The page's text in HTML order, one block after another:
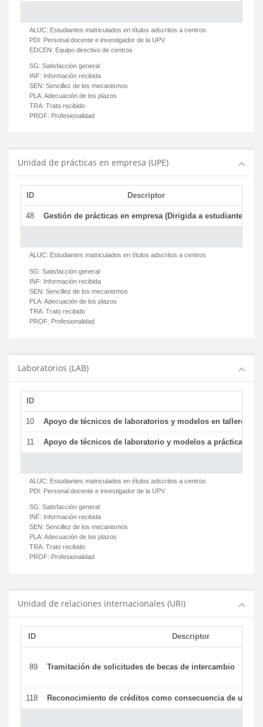
ALUC: Estudiantes matriculados en títulos adscritos a centros
PDI: Personal docente e investigador de la UPV
EDCEN: Equipo directivo de centros
SG: Satisfacción general
INF: Información recibida
SEN: Sencillez de los mecanismos
PLA: Adecuación de los plazos
TRA: Trato recibido
PROF: Profesionalidad
Unidad de prácticas en empresa (UPE)
ID Descriptor
48 Gestión de prácticas en empresa (Dirigida a estudiantes)
ALUC: Estudiantes matriculados en títulos adscritos a centros
SG: Satisfacción general
INF: Información recibida
SEN: Sencillez de los mecanismos
PLA: Adecuación de los plazos
TRA: Trato recibido
PROF: Profesionalidad
Laboratorios (LAB)
ID
10 Apoyo de técnicos de laboratorios y modelos en talleres/
11 Apoyo de técnicos de laboratorio y modelos a prácticas y
ALUC: Estudiantes matriculados en títulos adscritos a centros
PDI: Personal docente e investigador de la UPV
SG: Satisfacción general
INF: Información recibida
SEN: Sencillez de los mecanismos
PLA: Adecuación de los plazos
TRA: Trato recibido
PROF: Profesionalidad
Unidad de relaciones internacionales (URI)
ID Descriptor
89 Tramitación de solicitudes de becas de intercambio
118 Reconocimiento de créditos como consecuencia de un